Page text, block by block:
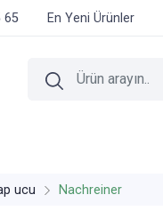
65 En Yeni Ürünler
ucu Nachreiner